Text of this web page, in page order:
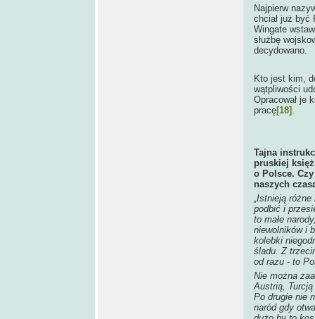
Najpierw
chciał już być
Wingate
służbę
decydowano.
Kto jest kim,
wątpliwości
Opracował je
pracę[18] .
Tajna
pruskiej
o Polsce.
naszych
„Istnieją
podbić i
to małe
niewolników i
kolebki
śladu. Z
od razu - to
Nie można
Austrią,
Po drugie nie
naród gdy